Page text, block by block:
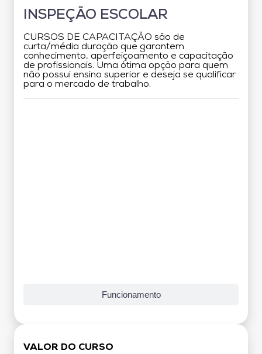
INSPEÇÃO ESCOLAR
CURSOS DE CAPACITAÇÃO são de
curta/média duração que garantem
conhecimento, aperfeiçoamento e capacitação
de profissionais. Uma ótima opção para quem
não possui ensino superior e deseja se qualificar
para o mercado de trabalho.
Funcionamento
VALOR DO CURSO